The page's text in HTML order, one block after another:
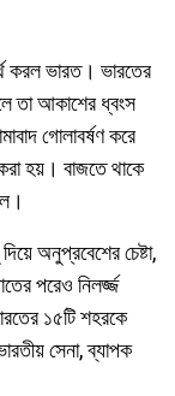
করল ভারত। ভারতের
তা আকাশের ধ্বংস
গোলাবর্ষণ করে
হয়। বাজতে থাকে
অনুপ্রবেশের চেষ্টা,
পরেও নিলর্জ্জ
১৫টি শহরকে
সেনা, ব্যাপক